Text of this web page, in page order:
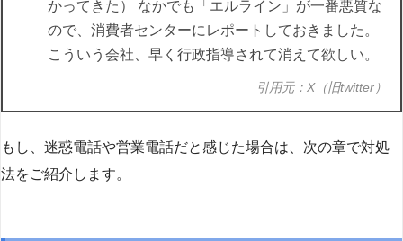
かってきた） なかでも「エルライン」が一番悪質な
ので、消費者センターにレポートしておきました。
こういう会社、早く行政指導されて消えて欲しい。
引用元：X（旧twitter）
もし、迷惑電話や営業電話だと感じた場合は、次の章で対処
法をご紹介します。